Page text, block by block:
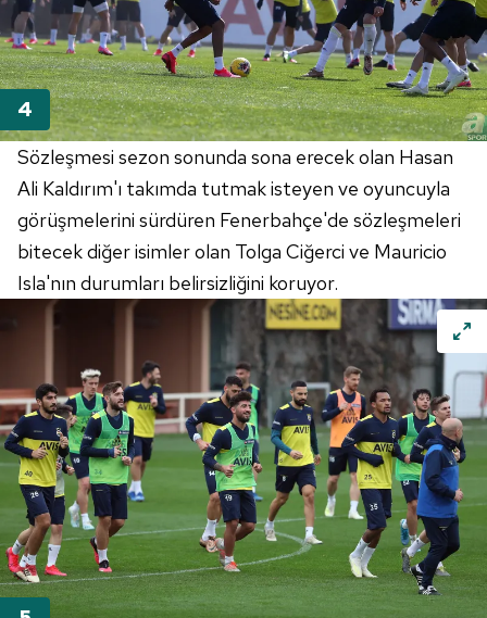
Sözleşmesi sezon sonunda sona erecek olan Hasan
Ali Kaldırım'ı takımda tutmak isteyen ve oyuncuyla
görüşmelerini sürdüren Fenerbahçe'de sözleşmeleri
bitecek diğer isimler olan Tolga Ciğerci ve Mauricio
Isla'nın durumları belirsizliğini koruyor.